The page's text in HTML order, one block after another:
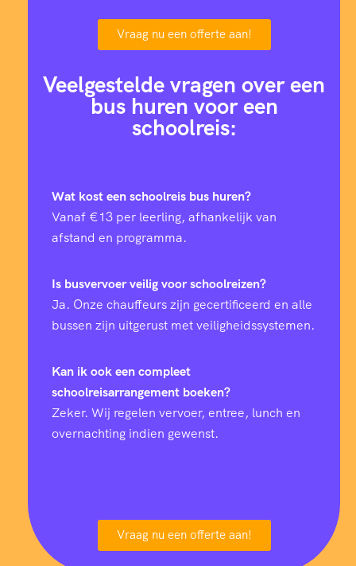
Vraag nu een offerte aan!
Veelgestelde vragen over een
bus huren voor een
schoolreis:
Wat kost een schoolreis bus huren?
Vanaf €13 per leerling, afhankelijk van
afstand en programma.
Is busvervoer veilig voor schoolreizen?
Ja. Onze chauffeurs zijn gecertificeerd en alle
bussen zijn uitgerust met veiligheidssystemen.
Kan ik ook een compleet
schoolreisarrangement boeken?
Zeker. Wij regelen vervoer, entree, lunch en
overnachting indien gewenst.
Vraag nu een offerte aan!